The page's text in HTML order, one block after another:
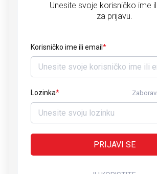
Unesite svoje korisničko ime
za prijavu.
Korisničko ime ili email
Lozinka
PRIJAVI SE